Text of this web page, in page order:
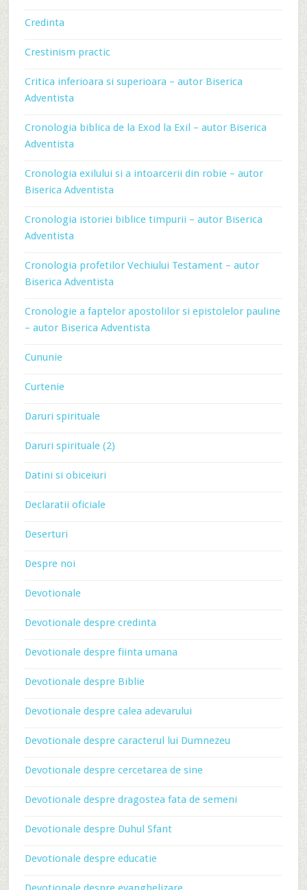
Credinta
Crestinism practic
Critica inferioara si superioara – autor Biserica
Adventista
Cronologia biblica de la Exod la Exil – autor Biserica
Adventista
Cronologia exilului si a intoarcerii din robie – autor
Biserica Adventista
Cronologia istoriei biblice timpurii – autor Biserica
Adventista
Cronologia profetilor Vechiului Testament – autor
Biserica Adventista
Cronologie a faptelor apostolilor si epistolelor pauline
– autor Biserica Adventista
Cununie
Curtenie
Daruri spirituale
Daruri spirituale (2)
Datini si obiceiuri
Declaratii oficiale
Deserturi
Despre noi
Devotionale
Devotionale despre credinta
Devotionale despre fiinta umana
Devotionale despre Biblie
Devotionale despre calea adevarului
Devotionale despre caracterul lui Dumnezeu
Devotionale despre cercetarea de sine
Devotionale despre dragostea fata de semeni
Devotionale despre Duhul Sfant
Devotionale despre educatie